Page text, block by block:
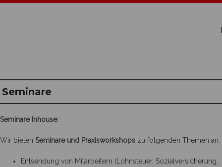
Seminare
Seminare Inhouse:
Wir bieten Seminare und Praxisworkshops zu folgenden Themen an:
Entsendung von Mitarbeitern (Lohnsteuer, Sozialversicherung,